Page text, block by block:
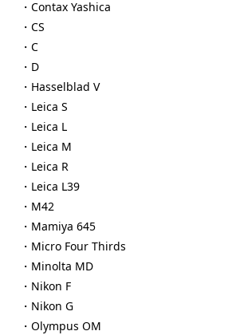
・Contax Yashica
・CS
・C
・D
・Hasselblad V
・Leica S
・Leica L
・Leica M
・Leica R
・Leica L39
・M42
・Mamiya 645
・Micro Four Thirds
・Minolta MD
・Nikon F
・Nikon G
・Olympus OM